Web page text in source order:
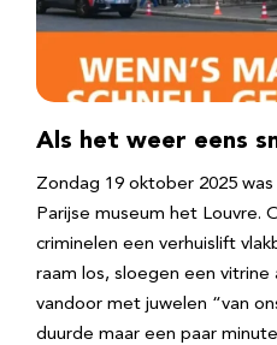
Als het weer eens
Zondag 19 oktober 2025
Parijse museum het Louvre.
criminelen een verhuislift
raam los, sloegen een
vandoor met juwelen “van
duurde maar een paar